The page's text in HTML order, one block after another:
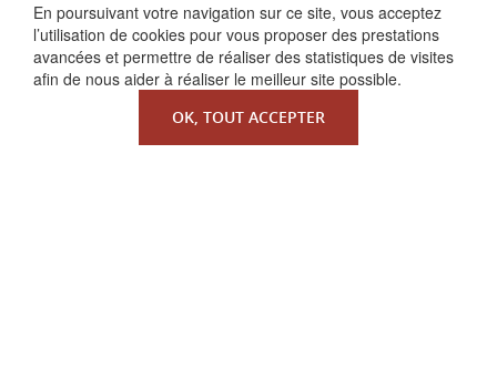
En poursuivant votre navigation sur ce site, vous acceptez
l’utilisation de cookies pour vous proposer des prestations
avancées et permettre de réaliser des statistiques de visites
afin de nous aider à réaliser le meilleur site possible.
OK, TOUT ACCEPTER